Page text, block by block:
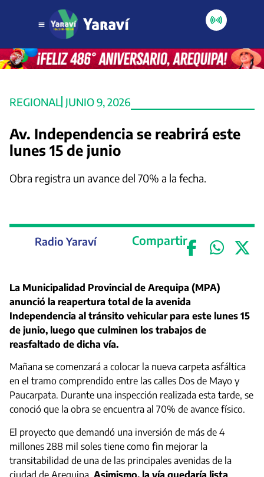
REGIONAL JUNIO 9, 2026
Av. Independencia se reabrirá este
lunes 15 de junio
Obra registra un avance del 70% a la fecha.
Radio Yaraví Compartir
La Municipalidad Provincial de Arequipa (MPA)
anunció la reapertura total de la avenida
Independencia al tránsito vehicular para este lunes 15
de junio, luego que culminen los trabajos de
reasfaltado de dicha vía.
Mañana se comenzará a colocar la nueva carpeta asfáltica
en el tramo comprendido entre las calles Dos de Mayo y
Paucarpata. Durante una inspección realizada esta tarde, se
conoció que la obra se encuentra al 70% de avance físico.
El proyecto que demandó una inversión de más de 4
millones 288 mil soles tiene como fin mejorar la
transitabilidad de una de las principales avenidas de la
ciudad de Arequipa. Asimismo, la vía quedaría lista